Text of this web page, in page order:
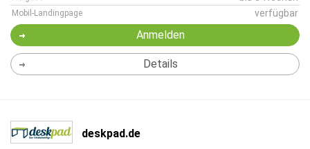
Mobil-Landingpage verfügbar
Anmelden
Details
deskpad.de